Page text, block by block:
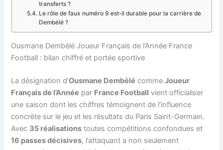
transferts ?
Le rôle de faux numéro 9 est-il durable pour la carrière de
Dembélé ?
Ousmane Dembélé Joueur Français de l’Année France
Football : bilan chiffré et portée sportive
La désignation d’Ousmane Dembélé commeJoueur
Français de l’Année par France Football vient officialiser
une saison dont les chiffres témoignent de l’influence
concrète sur le jeu et les résultats du Paris Saint-Germain.
Avec 35 réalisations toutes compétitions confondues et
16 passes décisives, l’attaquant a non seulement